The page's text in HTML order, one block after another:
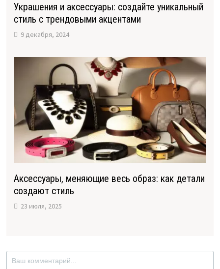
Украшения и аксессуары: создайте уникальный
стиль с трендовыми акцентами
9 декабря, 2024
Аксессуары, меняющие весь образ: как детали
создают стиль
23 июля, 2025